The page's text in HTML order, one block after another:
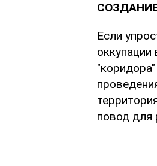
Если
оккупации
повод для